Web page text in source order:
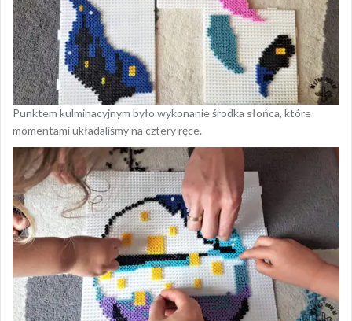
Punktem kulminacyjnym było wykonanie środka słońca, które
momentami układaliśmy na cztery ręce.